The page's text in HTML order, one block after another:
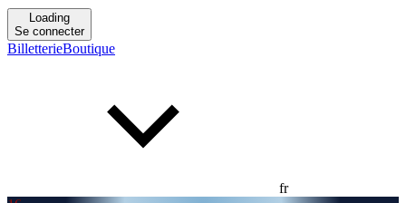
Loading
Se connecter
BilletterieBoutique
fr